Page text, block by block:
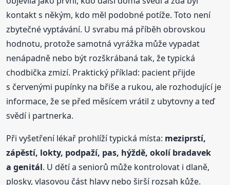
kontakt s někým, kdo měl podobné potíže. Toto není
zbytečné vyptávání. U svrabu má příběh obrovskou
hodnotu, protože samotná vyrážka může vypadat
nenápadně nebo být rozškrábaná tak, že typická
chodbička zmizí. Praktický příklad: pacient přijde
s červenými pupínky na břiše a rukou, ale rozhodující je
informace, že se před měsícem vrátil z ubytovny a teď
svědí i partnerka.
Při vyšetření lékař prohlíží typická místa: meziprstí,
zápěstí, lokty, podpaží, pas, hýždě, okolí bradavek
a genitál. U dětí a seniorů může kontrolovat i dlaně,
plosky, vlasovou část hlavy nebo širší rozsah kůže.